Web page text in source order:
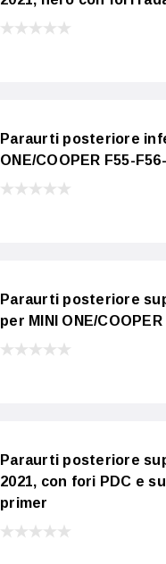
Paraurti posteriore
ONE/COOPER F55-
Paraurti posteriore
per MINI ONE/
Paraurti posteriore
2021, con fori PDC e
primer